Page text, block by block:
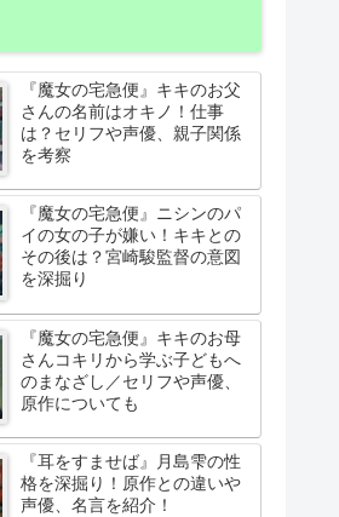
『魔女の宅急便』キキのお父
さんの名前はオキノ！仕事
は？セリフや声優、親子関係
を考察
『魔女の宅急便』ニシンのパ
イの女の子が嫌い！キキとの
その後は？宮崎駿監督の意図
を深掘り
『魔女の宅急便』キキのお母
さんコキリから学ぶ子どもへ
のまなざし／セリフや声優、
原作についても
『耳をすませば』月島雫の性
格を深掘り！原作との違いや
声優、名言を紹介！